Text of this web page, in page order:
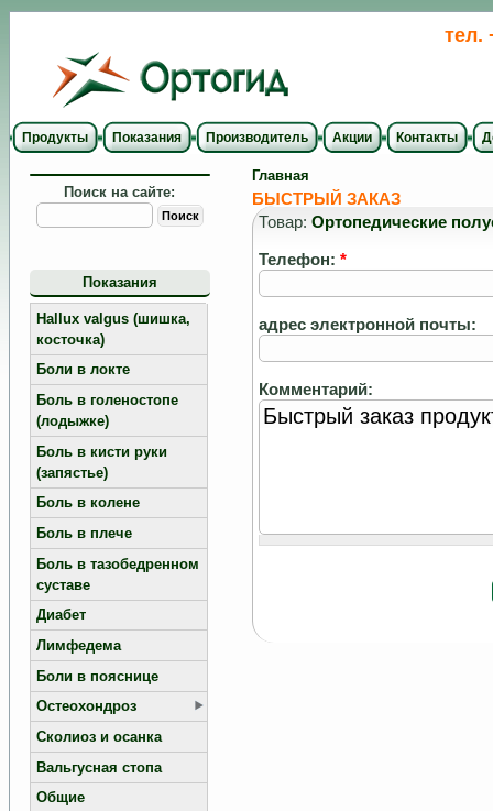
тел.
Продукты Показания Производитель Акции Контакты
Поиск на сайте:
Показания
Hallux valgus (шишка,
косточка)
Боли в локте
Боль в голеностопе
(лодыжке)
Боль в кисти руки
(запястье)
Боль в колене
Боль в плече
Боль в тазобедренном
суставе
Диабет
Лимфедема
Боли в пояснице
Остеохондроз
Сколиоз и осанка
Вальгусная стопа
Общие
Главная
БЫСТРЫЙ ЗАКАЗ
Товар: Ортопедические
Телефон: *
адрес электронной почты:
Комментарий: